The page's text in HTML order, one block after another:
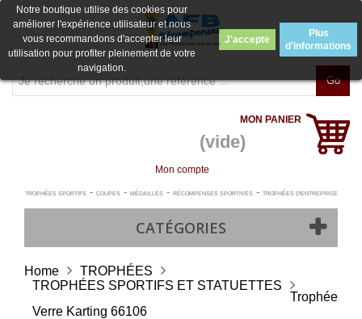
Go
MON PANIER
(vide)
Mon compte
TROPHÉES SPORTIFS- COUPES- MÉDAILLES- RÉCOMPENSES SPORTIVES- TROPHÉES D'ENTREPRISE
CATÉGORIES
Notre boutique utilise des cookies pour
améliorer l'expérience utilisateur et nous
vous recommandons d'accepter leur
utilisation pour profiter pleinement de votre
navigation.
J'accepte
Plus
d'informations
Home
TROPHÉES
TROPHÉES SPORTIFS ET STATUETTES
Trophée
Verre Karting 66106